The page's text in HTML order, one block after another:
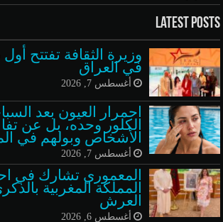
Latest Posts
في العراق
أغسطس 7, 2026
احمرار العيون بعد
الكلور وحده، بل عن
الأشخاص وبولهم في
أغسطس 7, 2026
المعموري تشارك في
العرش
أغسطس 6, 2026